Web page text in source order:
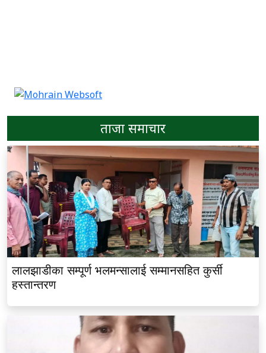
ताजा समाचार
लालझाडीका सम्पूर्ण भलमन्सालाई सम्मानसहित कुर्सी
हस्तान्तरण